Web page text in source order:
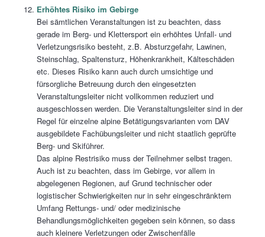
Erhöhtes Risiko im Gebirge
Bei sämtlichen Veranstaltungen ist zu beachten, dass
gerade im Berg- und Klettersport ein erhöhtes Unfall- und
Verletzungsrisiko besteht, z.B. Absturzgefahr, Lawinen,
Steinschlag, Spaltensturz, Höhenkrankheit, Kälteschäden
etc. Dieses Risiko kann auch durch umsichtige und
fürsorgliche Betreuung durch den eingesetzten
Veranstaltungsleiter nicht vollkommen reduziert und
ausgeschlossen werden. Die Veranstaltungsleiter sind in der
Regel für einzelne alpine Betätigungsvarianten vom DAV
ausgebildete Fachübungsleiter und nicht staatlich geprüfte
Berg- und Skiführer.
Das alpine Restrisiko muss der Teilnehmer selbst tragen.
Auch ist zu beachten, dass im Gebirge, vor allem in
abgelegenen Regionen, auf Grund technischer oder
logistischer Schwierigkeiten nur in sehr eingeschränktem
Umfang Rettungs- und/ oder medizinische
Behandlungsmöglichkeiten gegeben sein können, so dass
auch kleinere Verletzungen oder Zwischenfälle